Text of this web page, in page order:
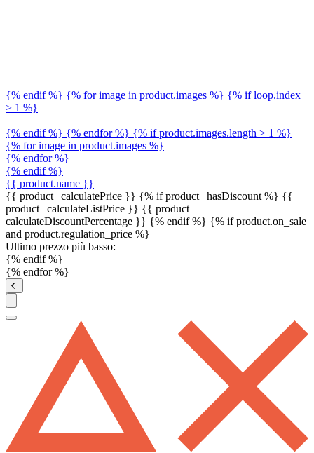
{% endif %} {% for image in product.images %} {% if loop.index
> 1 %}
{% endif %} {% endfor %} {% if product.images.length > 1 %}
{% for image in product.images %}
{% endfor %}
{% endif %}
{{ product.name }}
{{ product | calculatePrice }} {% if product | hasDiscount %} {{
product | calculateListPrice }} {{ product |
calculateDiscountPercentage }} {% endif %} {% if product.on_sale
and product.regulation_price %}
Ultimo prezzo più basso:
{% endif %}
{% endfor %}